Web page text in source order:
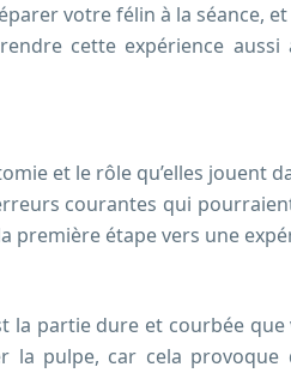
votre félin à la séance,
cette expérience
et le rôle qu’elles jouent
courantes qui
étape vers une
partie dure et courbée
la pulpe, car cela